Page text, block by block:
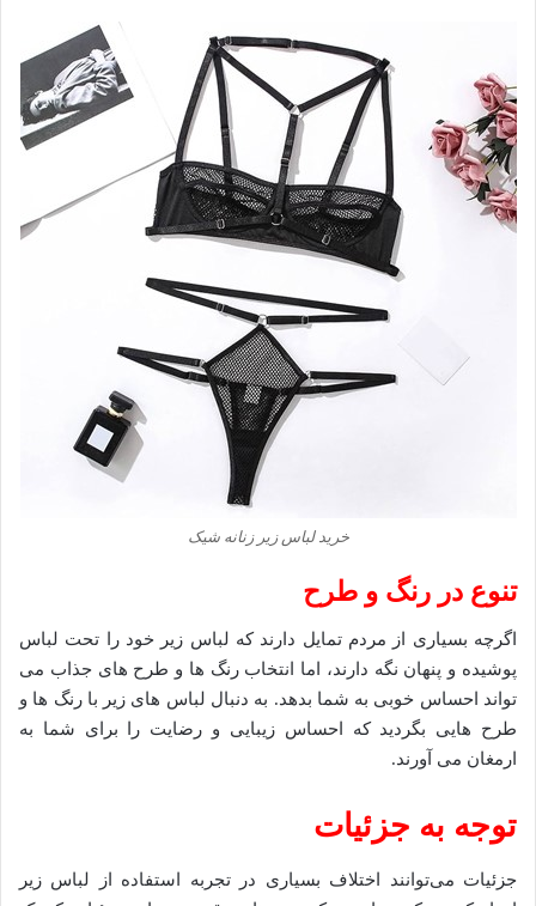
خرید لباس زیر زنانه شیک
تنوع در رنگ و طرح
اگرچه بسیاری از مردم تمایل دارند که لباس زیر خود را تحت لباس
پوشیده و پنهان نگه دارند، اما انتخاب رنگ ‌ها و طرح ‌های جذاب می
‌تواند احساس خوبی به شما بدهد. به دنبال لباس ‌های زیر با رنگ ‌ها و
طرح‌ هایی بگردید که احساس زیبایی و رضایت را برای شما به
ارمغان می ‌آورند.
توجه به جزئیات
جزئیات می‌توانند اختلاف بسیاری در تجربه استفاده از لباس زیر